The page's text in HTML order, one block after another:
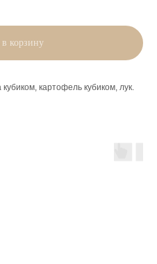
корзину
картофель кубиком, лук.